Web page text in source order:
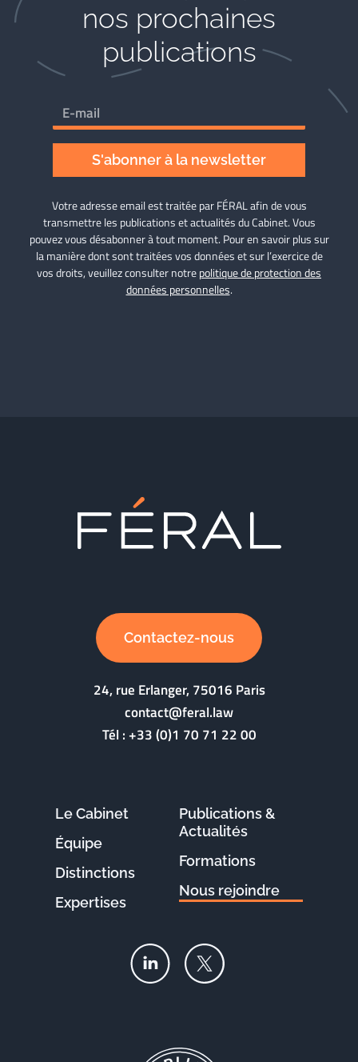
nos prochaines
publications
S'abonner à la newsletter
Votre adresse email est traitée par FÉRAL afin de vous
transmettre les publications et actualités du Cabinet. Vous
pouvez vous désabonner à tout moment. Pour en savoir plus sur
la manière dont sont traitées vos données et sur l’exercice de
vos droits, veuillez consulter notrepolitique de protection des
données personnelles.
Contactez-nous
24, rue Erlanger, 75016 Paris
contact@feral.law
Tél :+33 (0)1 70 71 22 00
Le Cabinet
Équipe
Distinctions
Expertises
Publications &
Actualités
Formations
Nous rejoindre